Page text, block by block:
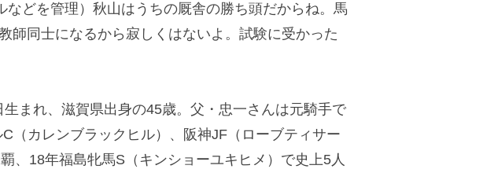
どを管理）秋山はうちの厩舎の勝ち頭だからね。馬
師同士になるから寂しくはないよ。試験に受かった
れ、滋賀県出身の45歳。父・忠一さんは元騎手で
（カレンブラックヒル）、阪神JF（ローブティサー
、18年福島牝馬S（キンショーユキヒメ）で史上5人